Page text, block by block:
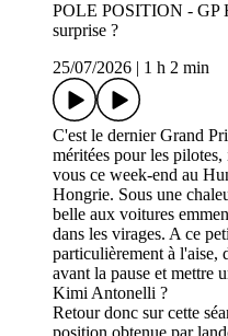
POLE POSITION - GP
surprise ?
25/07/2026
1 h 2 min
C'est le dernier Grand
méritées pour les
vous ce week-end au
Hongrie. Sous une
belle aux voitures
dans les virages. A ce
particulièrement à l'aise,
avant la pause et mettre
Kimi Antonelli ?
Retour donc sur cette